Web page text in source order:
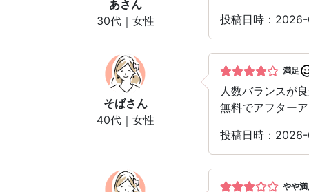
あさん
30代｜女性
投稿日時：
そばさん
40代｜女性
満足
人数バランスが
無料でアフター
投稿日時：
やや